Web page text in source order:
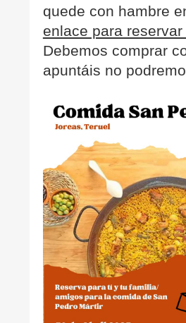
quede con hambre
enlace para
Debemos comprar
apuntáis no